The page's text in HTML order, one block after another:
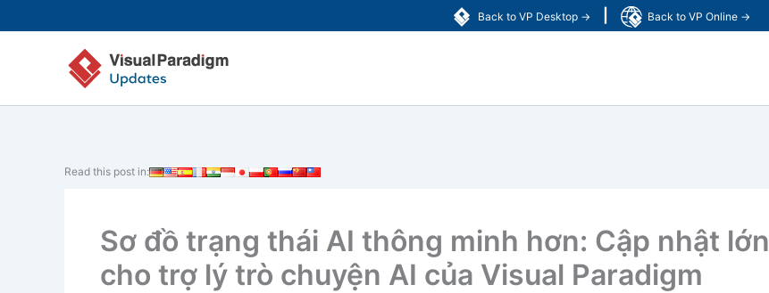
Back to VP Desktop → Back to VP Online →
tới
Read this post in:
Sơ đồ trạng thái AI thông minh hơn: Cập nhật lớn
cho trợ lý trò chuyện AI của Visual Paradigm